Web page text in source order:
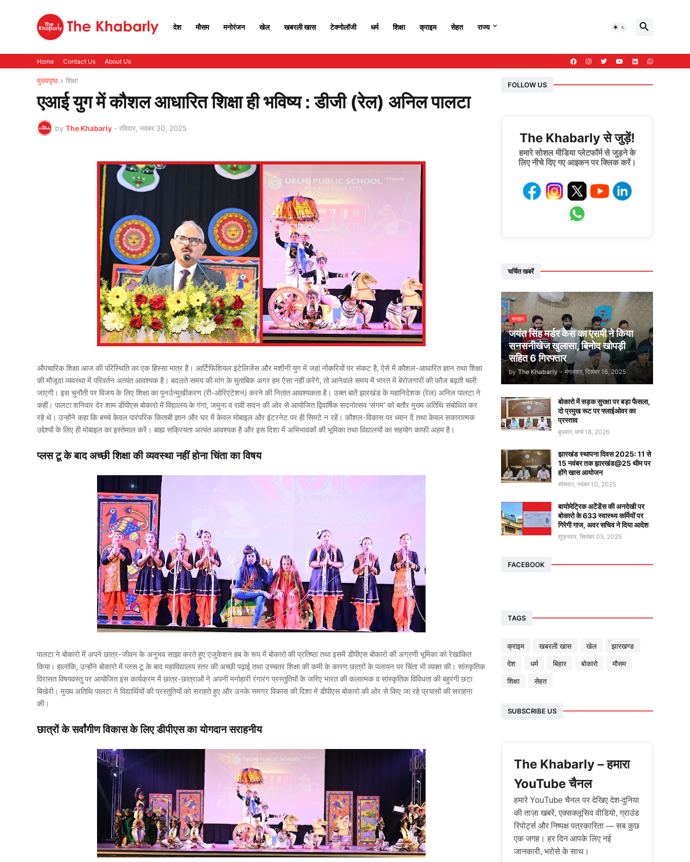
देश मौसम मनोरंजन खेल खबरली खास टेक्नोलॉजी धर्म शिक्षा क्राइम सेहत राज्य
Home Contact Us About Us
मुख्यपृष्ठ शिक्षा
एआई युग में कौशल आधारित शिक्षा ही भविष्य : डीजी (रेल) अनिल पालटा
by The Khabarly - रविवार, नवंबर 30, 2025
औपचारिक शिक्षा आज की परिस्थिति का एक हिस्सा मात्र है। आर्टिफिशियल इंटेलिजेंस और मशीनी युग में जहां नौकरियों पर संकट है, ऐसे में कौशल-आधारित ज्ञान तथा शिक्षा
की मौजूदा व्यवस्था में परिवर्तन अत्यंत आवश्यक है। बदलते समय की मांग के मुताबिक अगर हम ऐसा नहीं करेंगे, तो आनेवाले समय में भारत में बेरोजगारों की फौज बढ़ती चली
जाएगी। इस चुनौती पर विजय के लिए शिक्षा का पुनर्उन्मुखीकरण (री-ओरिएंटेशन) करने की नितांत आवश्यकता है। उक्त बातें झारखंड के महानिदेशक (रेल) अनिल पालटा ने
कहीं। पालटा शनिवार देर शाम डीपीएस बोकारो में विद्यालय के गंगा, जमुना व रावी सदन की ओर से आयोजित द्विवार्षिक सदनोत्सव 'संगम' को बतौर मुख्य अतिथि संबोधित कर
रहे थे। उन्होंने कहा कि बच्चे केवल पारंपरिक किताबी ज्ञान और घर में केवल मोबाइल और इंटरनेट पर ही सिमटे न रहें। कौशल-विकास पर ध्यान दें तथा केवल सकारात्मक
उद्देश्यों के लिए ही मोबाइल का इस्तेमाल करें। बाह्य सक्रियता अत्यंत आवश्यक है और इस दिशा में अभिभावकों की भूमिका तथा विद्यालयों का सहयोग काफी अहम है।
प्लस टू के बाद अच्छी शिक्षा की व्यवस्था नहीं होना चिंता का विषय
पालटा ने बोकारो में अपने छात्र-जीवन के अनुभव साझा करते हुए एजुकेशन हब के रूप में बोकारो की प्रतिष्ठा तथा इसमें डीपीएस बोकारो की अग्रणी भूमिका को रेखांकित
किया। हालांकि, उन्होंने बोकारो में प्लस टू के बाद महाविद्यालय स्तर की अच्छी पढ़ाई तथा उच्चतर शिक्षा की कमी के कारण छात्रों के पलायन पर चिंता भी व्यक्त की। सांस्कृतिक
विरासत विषयवस्तु पर आयोजित इस कार्यक्रम में छात्र-छात्राओं ने अपनी मनोहारी रंगारंग प्रस्तुतियों के जरिए भारत की कलात्मक व सांस्कृतिक विविधता की बहुरंगी छटा
बिखेरी। मुख्य अतिथि पालटा ने विद्यार्थियों की प्रस्तुतियों को सराहते हुए और उनके समग्र विकास की दिशा में डीपीएस बोकारो की ओर से किए जा रहे प्रयासों की सराहना
की।
छात्रों के सर्वांगीण विकास के लिए डीपीएस का योगदान सराहनीय
FOLLOW US
The Khabarly से जुड़ें!
हमारे सोशल मीडिया प्लेटफॉर्म से जुड़ने के
लिए नीचे दिए गए आइकन पर क्लिक करें।
चर्चित खबरें
क्राइम
जयंत सिंह मर्डर केस का एसपी ने किया
सनसनीखेज खुलासा, बिनोद खोपड़ी
सहित 6 गिरफ्तार
by The Khabarly - मंगलवार, दिसंबर 16, 2025
बोकारो में सड़क सुरक्षा पर बड़ा फैसला,
दो प्रमुख रूट पर फ्लाईओवर का
प्रस्ताव
बुधवार, मार्च 18, 2026
झारखंड स्थापना दिवस 2025: 11 से
15 नवंबर तक झारखंड@25 थीम पर
होंगे खास आयोजन
सोमवार, नवंबर 10, 2025
बायोमेट्रिक अटेंडेंस की अनदेखी पर
बोकारो के 633 स्वास्थ्य कर्मियों पर
गिरेगी गाज, अवर सचिव ने दिया आदेश
शुक्रवार, सितंबर 05, 2025
FACEBOOK
TAGS
क्राइम खबरली खास खेल
झारखण्ड
देश
धर्म बिहार बोकारो
मौसम
शिक्षा
सेहत
SUBSCRIBE US
The Khabarly – हमारा
YouTube चैनल
हमारे YouTube चैनल पर देखिए देश-दुनिया
की ताज़ा खबरें, एक्सक्लूसिव वीडियो, ग्राउंड
रिपोर्ट्स और निष्पक्ष पत्रकारिता — सब कुछ
एक जगह। हर दिन आपके लिए नई
जानकारी, भरोसे के साथ।